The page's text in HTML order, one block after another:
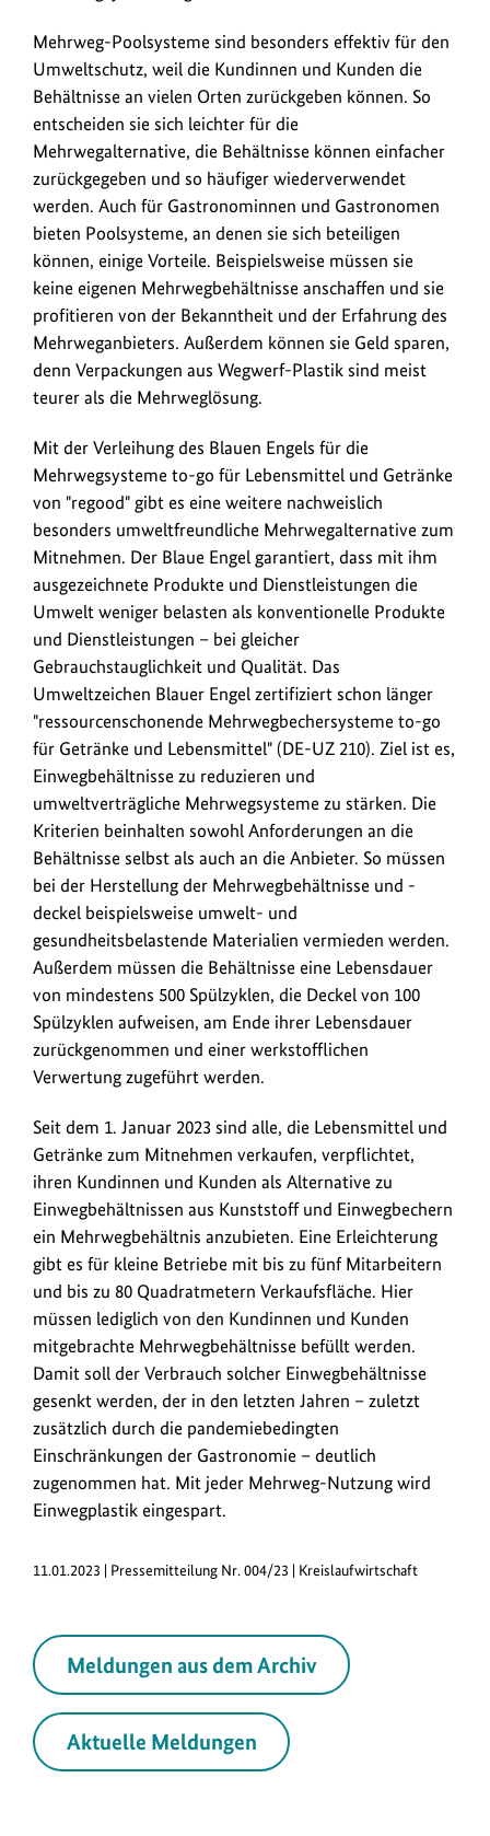
Mehrweg-Poolsysteme sind besonders effektiv für den
Umweltschutz, weil die Kundinnen und Kunden die
Behältnisse an vielen Orten zurückgeben können. So
entscheiden sie sich leichter für die
Mehrwegalternative, die Behältnisse können einfacher
zurückgegeben und so häufiger wiederverwendet
werden. Auch für Gastronominnen und Gastronomen
bieten Poolsysteme, an denen sie sich beteiligen
können, einige Vorteile. Beispielsweise müssen sie
keine eigenen Mehrwegbehältnisse anschaffen und sie
profitieren von der Bekanntheit und der Erfahrung des
Mehrweganbieters. Außerdem können sie Geld sparen,
denn Verpackungen aus Wegwerf-Plastik sind meist
teurer als die Mehrweglösung.
Mit der Verleihung des Blauen Engels für die
Mehrwegsysteme to-go für Lebensmittel und Getränke
von "regood" gibt es eine weitere nachweislich
besonders umweltfreundliche Mehrwegalternative zum
Mitnehmen. Der Blaue Engel garantiert, dass mit ihm
ausgezeichnete Produkte und Dienstleistungen die
Umwelt weniger belasten als konventionelle Produkte
und Dienstleistungen – bei gleicher
Gebrauchstauglichkeit und Qualität. Das
Umweltzeichen Blauer Engel zertifiziert schon länger
"ressourcenschonende Mehrwegbechersysteme to-go
für Getränke und Lebensmittel" (DE-UZ 210). Ziel ist es,
Einwegbehältnisse zu reduzieren und
umweltverträgliche Mehrwegsysteme zu stärken. Die
Kriterien beinhalten sowohl Anforderungen an die
Behältnisse selbst als auch an die Anbieter. So müssen
bei der Herstellung der Mehrwegbehältnisse und -
deckel beispielsweise umwelt- und
gesundheitsbelastende Materialien vermieden werden.
Außerdem müssen die Behältnisse eine Lebensdauer
von mindestens 500 Spülzyklen, die Deckel von 100
Spülzyklen aufweisen, am Ende ihrer Lebensdauer
zurückgenommen und einer werkstofflichen
Verwertung zugeführt werden.
Seit dem 1. Januar 2023 sind alle, die Lebensmittel und
Getränke zum Mitnehmen verkaufen, verpflichtet,
ihren Kundinnen und Kunden als Alternative zu
Einwegbehältnissen aus Kunststoff und Einwegbechern
ein Mehrwegbehältnis anzubieten. Eine Erleichterung
gibt es für kleine Betriebe mit bis zu fünf Mitarbeitern
und bis zu 80 Quadratmetern Verkaufsfläche. Hier
müssen lediglich von den Kundinnen und Kunden
mitgebrachte Mehrwegbehältnisse befüllt werden.
Damit soll der Verbrauch solcher Einwegbehältnisse
gesenkt werden, der in den letzten Jahren – zuletzt
zusätzlich durch die pandemiebedingten
Einschränkungen der Gastronomie – deutlich
zugenommen hat. Mit jeder Mehrweg-Nutzung wird
Einwegplastik eingespart.
11.01.2023 | Pressemitteilung Nr. 004/23 | Kreislaufwirtschaft
Meldungen aus dem Archiv
Aktuelle Meldungen